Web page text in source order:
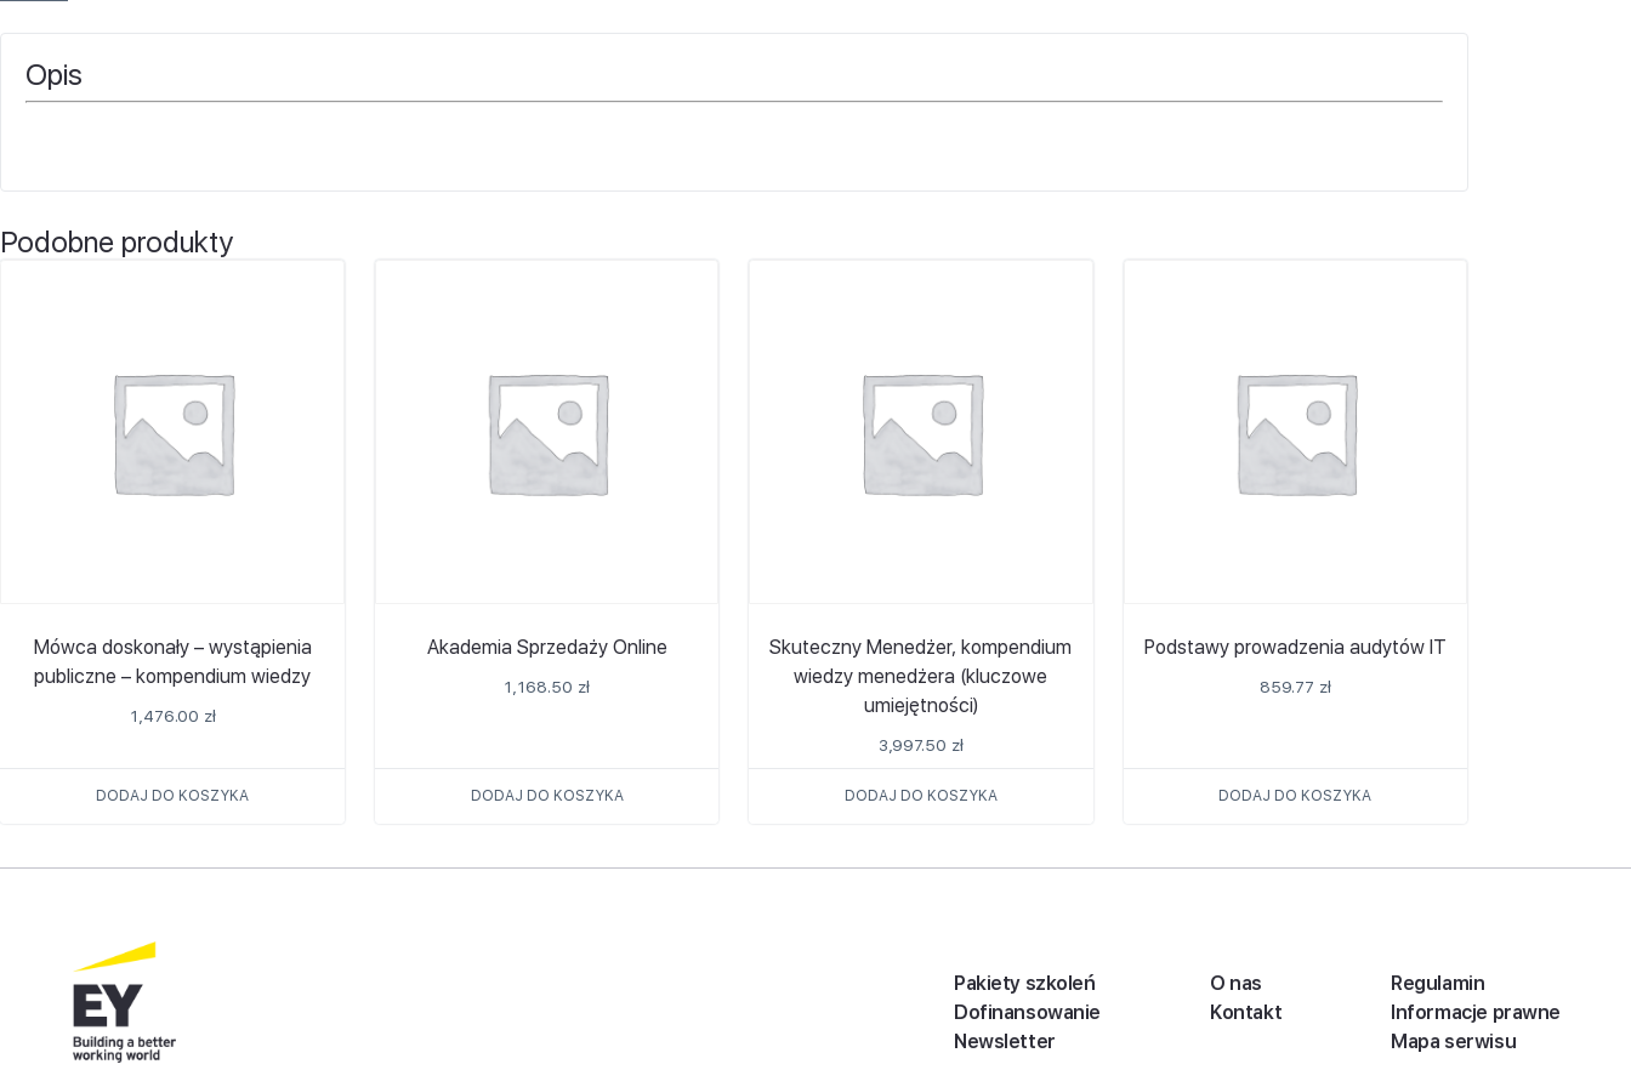
Opis
Podobne produkty
Mówca doskonały – wystąpienia
publiczne – kompendium wiedzy
1,476.00 zł
DODAJ DO KOSZYKA
Akademia Sprzedaży Online
1,168.50 zł
DODAJ DO KOSZYKA
Skuteczny Menedżer, kompendium
wiedzy menedżera (kluczowe
umiejętności)
3,997.50 zł
DODAJ DO KOSZYKA
Podstawy prowadzenia audytów IT
859.77 zł
DODAJ DO KOSZYKA
Pakiety szkoleń
Dofinansowanie
Newsletter
O nas
Kontakt
Regulamin
Informacje prawne
Mapa serwisu